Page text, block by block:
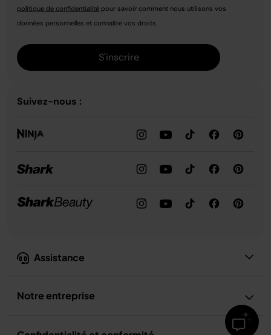
Assistance
Notre entreprise
politique de confidentialité pour savoir comment nous utilisons vos
données personnelles et connaître vos droits.
S'inscrire
Suivez-nous :